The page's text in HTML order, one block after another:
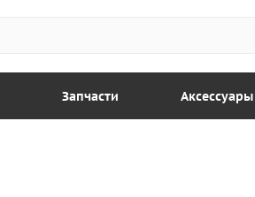
Запчасти Аксессуары